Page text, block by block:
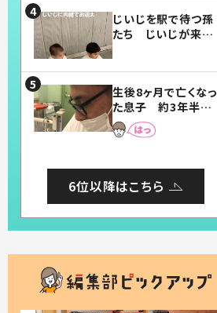
じいじを駅で待つ孫
たち じいじが来た
まらない」「幸せにな
れる」
生後8ヶ月で亡くなっ
た息子 約3年半
後、当時の妻の日記
に書いてあった本音
6位以降はこちら